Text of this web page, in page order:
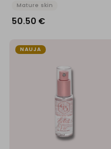
Mature skin
50.50 €
NAUJA